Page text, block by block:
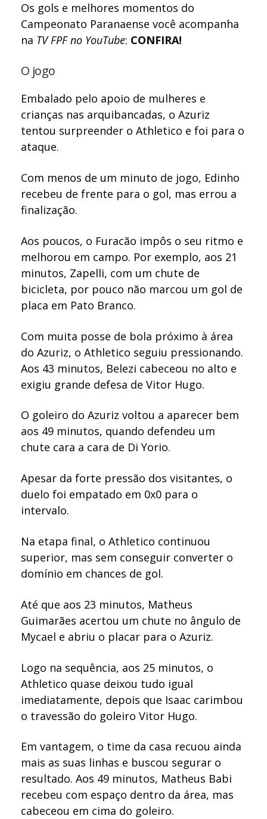
Os gols e melhores momentos do
Campeonato Paranaense você acompanha
na TV FPF no YouTube: CONFIRA!
O jogo
Embalado pelo apoio de mulheres e
crianças nas arquibancadas, o Azuriz
tentou surpreender o Athletico e foi para o
ataque.
Com menos de um minuto de jogo, Edinho
recebeu de frente para o gol, mas errou a
finalização.
Aos poucos, o Furacão impôs o seu ritmo e
melhorou em campo. Por exemplo, aos 21
minutos, Zapelli, com um chute de
bicicleta, por pouco não marcou um gol de
placa em Pato Branco.
Com muita posse de bola próximo à área
do Azuriz, o Athletico seguiu pressionando.
Aos 43 minutos, Belezi cabeceou no alto e
exigiu grande defesa de Vitor Hugo.
O goleiro do Azuriz voltou a aparecer bem
aos 49 minutos, quando defendeu um
chute cara a cara de Di Yorio.
Apesar da forte pressão dos visitantes, o
duelo foi empatado em 0x0 para o
intervalo.
Na etapa final, o Athletico continuou
superior, mas sem conseguir converter o
domínio em chances de gol.
Até que aos 23 minutos, Matheus
Guimarães acertou um chute no ângulo de
Mycael e abriu o placar para o Azuriz.
Logo na sequência, aos 25 minutos, o
Athletico quase deixou tudo igual
imediatamente, depois que Isaac carimbou
o travessão do goleiro Vitor Hugo.
Em vantagem, o time da casa recuou ainda
mais as suas linhas e buscou segurar o
resultado. Aos 49 minutos, Matheus Babi
recebeu com espaço dentro da área, mas
cabeceou em cima do goleiro.